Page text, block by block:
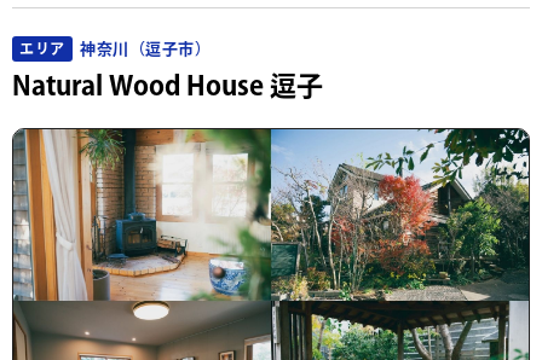
エリア 神奈川（逗子市）
Natural Wood House 逗子